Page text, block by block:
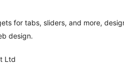
for tabs, sliders, and more,
design.
Ltd